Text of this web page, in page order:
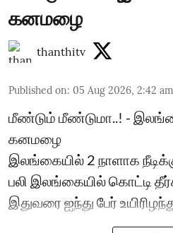
கனமழை
thanthitv
Published on: 05 Aug 2026, 2:42 am
மீண்டும் மீண்டுமா..! -
கனமழை
இலங்கையில் 2 நாளாக
பலி ​இலங்கையில் கொட்டி
இதுவரை ஐந்து பேர்